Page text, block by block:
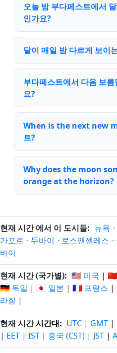
오늘 밤 부다페스트에서
인가요?
달이 매일 밤 다르게 보이
부다페스트에서 다음 보
요?
When is the next new
트?
Why does the moon
orange at the horizon?
현재 시간 에서 이 도시들: 뉴욕 ·
가포르 · 두바이 · 로스앤젤레스 ·
바이
현재 시간 (국가별): 🇺🇸 미국 |
🇩🇪 독일 | 🇯🇵 일본 | 🇫🇷 프랑스 |
라질 |
현재 시간시간대: UTC | GMT |
| EET | IST | 중국 (CST) | JST |